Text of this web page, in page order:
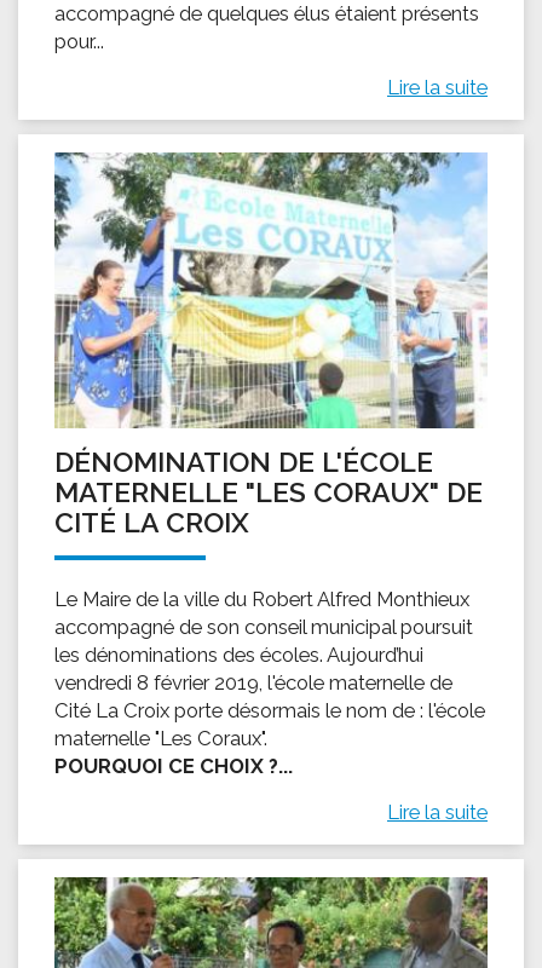
accompagné de quelques élus étaient présents
pour...
Lire la suite
DÉNOMINATION DE L'ÉCOLE
MATERNELLE "LES CORAUX" DE
CITÉ LA CROIX
Le Maire de la ville du Robert Alfred Monthieux
accompagné de son conseil municipal poursuit
les dénominations des écoles. Aujourd’hui
vendredi 8 février 2019, l'école maternelle de
Cité La Croix porte désormais le nom de : l'école
maternelle "Les Coraux".
POURQUOI CE CHOIX ?...
Lire la suite